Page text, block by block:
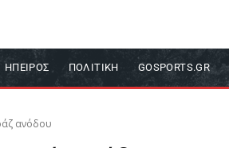
ΉΠΕΙΡΟΣ ΠΟΛΙΤΙΚΉ GOSPORTS.GR
ανόδου